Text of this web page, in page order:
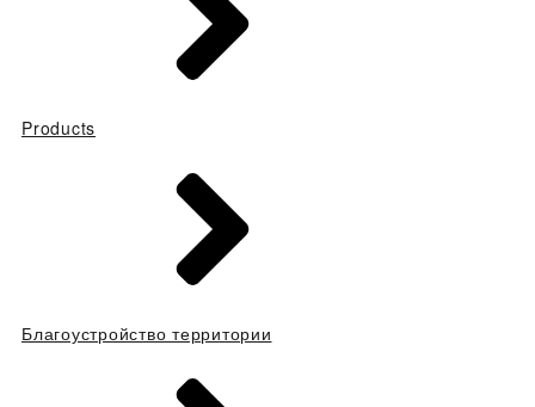
Products
Благоустройство территории